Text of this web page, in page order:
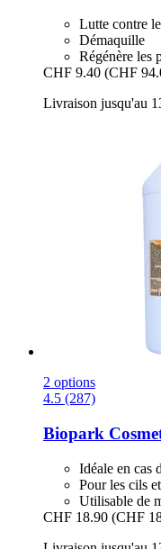
Lutte contre
Démaquille
Régénère les
CHF 9.40 (CHF
Livraison jusqu'au
2 options
4.5 (287)
Biopark
Idéale en cas
Pour les cils
Utilisable de
CHF 18.90 (CHF